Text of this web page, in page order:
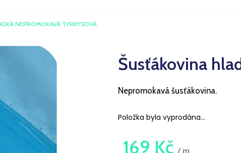
NEPROMOKAVÁ TYRKYSOVÁ
Šusťákovina
Nepromokavá šusťákovina.
Položka byla vyprodána…
169 Kč / m
Doporučujeme